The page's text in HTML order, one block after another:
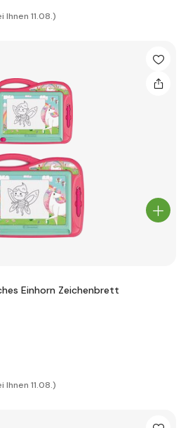
Ihnen 11.08.)
Einhorn Zeichenbrett
Ihnen 11.08.)